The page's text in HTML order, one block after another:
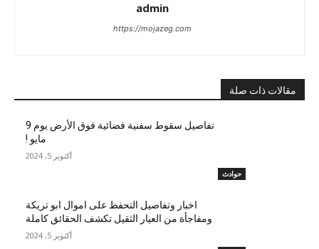
admin
https://mojazeg.com
مقالات ذات صلة
حوادث
تفاصيل سقوط سفنية فضائية فوق الأرض يوم 9
مايو !
أكتوبر 5, 2024
اخبار وتفاصيل التحفظ على اموال ابو تريكة
ومفاجأة من العيار الثقيل تكشف الحقائق كاملة
أكتوبر 5, 2024